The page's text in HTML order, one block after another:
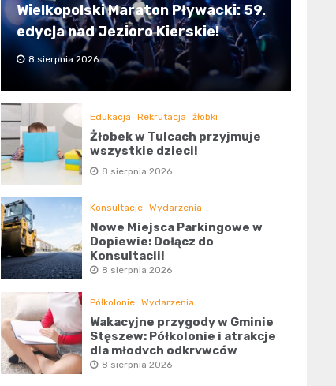
Wielkopolski Maraton Pływacki: 59.
edycja nad Jezioro Kierskie!
8 sierpnia 2026
Edukacja Rekrutacja żłobki
Żłobek w Tulcach przyjmuje
wszystkie dzieci!
8 sierpnia 2026
Konsultacje Wydarzenia
Nowe Miejsca Parkingowe w
Dopiewie: Dołącz do
Konsultacji!
8 sierpnia 2026
Półkolonie Wydarzenia
Wakacyjne przygody w Gminie
Stęszew: Półkolonie i atrakcje
dla młodych odkrywców
8 sierpnia 2026